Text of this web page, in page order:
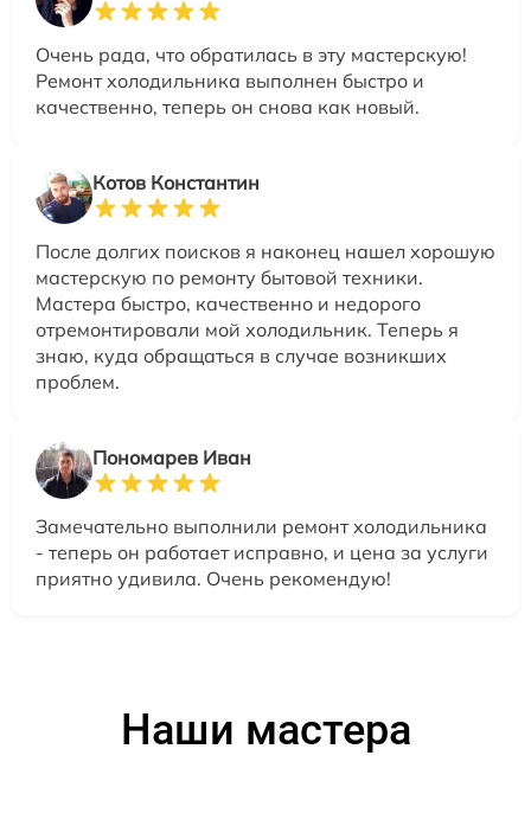
Очень рада, что обратилась в эту мастерскую!
Ремонт холодильника выполнен быстро и
качественно, теперь он снова как новый.
Котов Константин
После долгих поисков я наконец нашел хорошую
мастерскую по ремонту бытовой техники.
Мастера быстро, качественно и недорого
отремонтировали мой холодильник. Теперь я
знаю, куда обращаться в случае возникших
проблем.
Пономарев Иван
Замечательно выполнили ремонт холодильника
- теперь он работает исправно, и цена за услуги
приятно удивила. Очень рекомендую!
Наши мастера